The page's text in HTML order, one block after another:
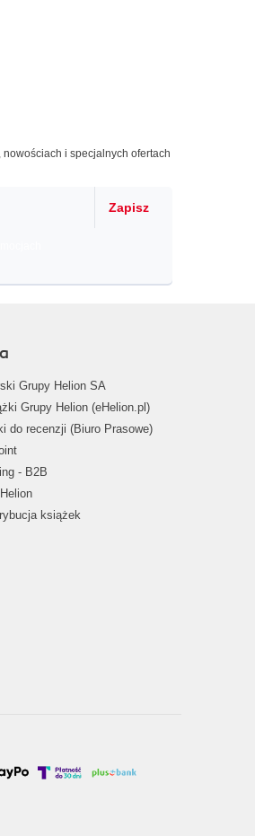
i specjalnych ofertach
Zapisz
Grupy Helion SA
Grupy Helion (eHelion.pl)
do recenzji (Biuro Prasowe)
- B2B
książek